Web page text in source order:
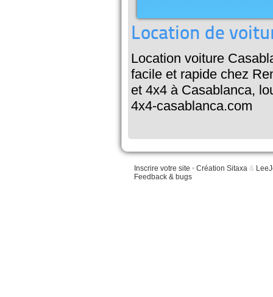
Location de
Location voiture
facile et rapide chez
et 4x4 à Casablanca,
4x4-casablanca.com
Inscrire votre site • Création Sitaxa &
Feedback & bugs